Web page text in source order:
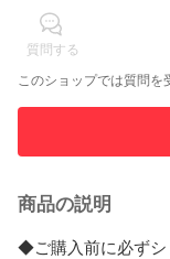
質問する
このショップでは質問を
商品の説明
◆ご購入前に必ず